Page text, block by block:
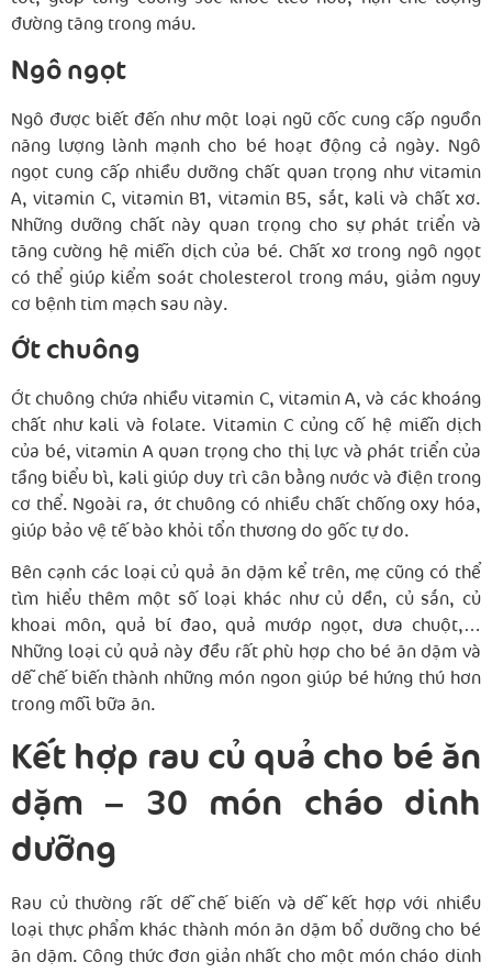
đường tăng trong máu.
Ngô ngọt
Ngô được biết đến như một loại ngũ cốc cung cấp nguồn
năng lượng lành mạnh cho bé hoạt động cả ngày. Ngô
ngọt cung cấp nhiều dưỡng chất quan trọng như vitamin
A, vitamin C, vitamin B1, vitamin B5, sắt, kali và chất xơ.
Những dưỡng chất này quan trọng cho sự phát triển và
tăng cường hệ miễn dịch của bé. Chất xơ trong ngô ngọt
có thể giúp kiểm soát cholesterol trong máu, giảm nguy
cơ bệnh tim mạch sau này.
Ớt chuông
Ớt chuông chứa nhiều vitamin C, vitamin A, và các khoáng
chất như kali và folate. Vitamin C củng cố hệ miễn dịch
của bé, vitamin A quan trọng cho thị lực và phát triển của
tầng biểu bì, kali giúp duy trì cân bằng nước và điện trong
cơ thể. Ngoài ra, ớt chuông có nhiều chất chống oxy hóa,
giúp bảo vệ tế bào khỏi tổn thương do gốc tự do.
Bên cạnh các loại củ quả ăn dặm kể trên, mẹ cũng có thể
tìm hiểu thêm một số loại khác như củ dền, củ sắn, củ
khoai môn, quả bí đao, quả mướp ngọt, dưa chuột,…
Những loại củ quả này đều rất phù hợp cho bé ăn dặm và
dễ chế biến thành những món ngon giúp bé hứng thú hơn
trong mỗi bữa ăn.
Kết hợp rau củ quả cho bé ăn
dặm – 30 món cháo dinh
dưỡng
Rau củ thường rất dễ chế biến và dễ kết hợp với nhiều
loại thực phẩm khác thành món ăn dặm bổ dưỡng cho bé
ăn dặm. Công thức đơn giản nhất cho một món cháo dinh